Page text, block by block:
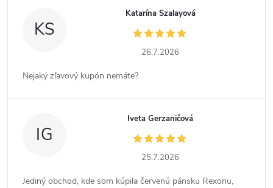
KS
Katarína Szalayová
26.7.2026
Nejaký zľavový kupón nemáte?
IG
Iveta Gerzaničová
25.7.2026
Jediný obchod, kde som kúpila červenú pánsku Rexonu,